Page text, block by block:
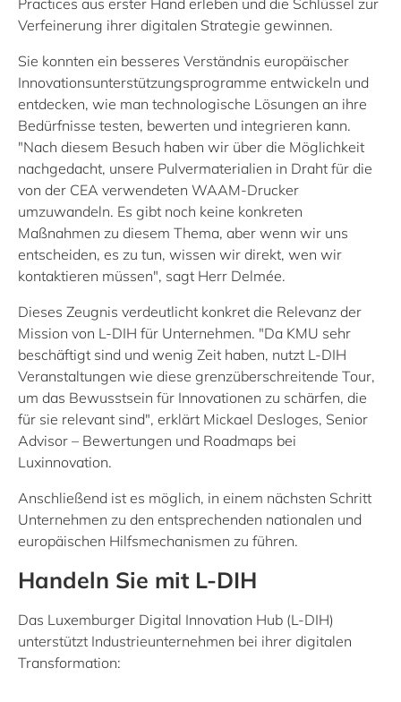
Practices aus erster Hand erleben und die Schlüssel zur
Verfeinerung ihrer digitalen Strategie gewinnen.
Sie konnten ein besseres Verständnis europäischer
Innovationsunterstützungsprogramme entwickeln und
entdecken, wie man technologische Lösungen an ihre
Bedürfnisse testen, bewerten und integrieren kann.
"Nach diesem Besuch haben wir über die Möglichkeit
nachgedacht, unsere Pulvermaterialien in Draht für die
von der CEA verwendeten WAAM-Drucker
umzuwandeln. Es gibt noch keine konkreten
Maßnahmen zu diesem Thema, aber wenn wir uns
entscheiden, es zu tun, wissen wir direkt, wen wir
kontaktieren müssen", sagt Herr Delmée.
Dieses Zeugnis verdeutlicht konkret die Relevanz der
Mission von L-DIH für Unternehmen. "Da KMU sehr
beschäftigt sind und wenig Zeit haben, nutzt L-DIH
Veranstaltungen wie diese grenzüberschreitende Tour,
um das Bewusstsein für Innovationen zu schärfen, die
für sie relevant sind", erklärt Mickael Desloges, Senior
Advisor – Bewertungen und Roadmaps bei
Luxinnovation.
Anschließend ist es möglich, in einem nächsten Schritt
Unternehmen zu den entsprechenden nationalen und
europäischen Hilfsmechanismen zu führen.
Handeln Sie mit L-DIH
Das Luxemburger Digital Innovation Hub (L-DIH)
unterstützt Industrieunternehmen bei ihrer digitalen
Transformation: